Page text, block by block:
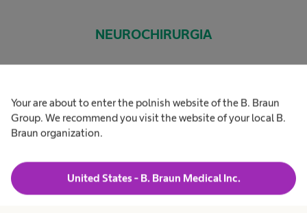
Your are about to enter the polnish website of the B. Braun
Group. We recommend you visit the website of your local B.
Braun organization.
United States - B. Braun Medical Inc.
NEUROCHIRURGIA
Częstochowa
+48 602 307 599